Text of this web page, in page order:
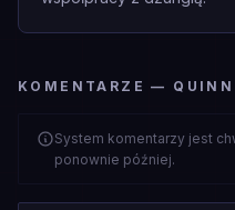
KOMENTARZE — QUINN
System komentarzy jest
ponownie później.